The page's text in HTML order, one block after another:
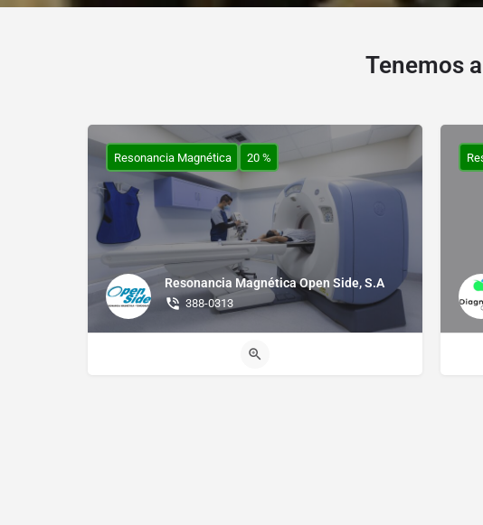
Tenemos
Resonancia Magnética Open Side, S.A
388-0313
Resonancia Magnética 20 %